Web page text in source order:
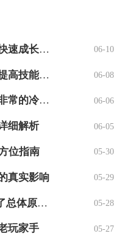
了解游戏中的NPC的定义，是快速成长的快 06-10
解析锤石玩法深度教学，让你提高技能命中率 06-08
DNF手游魔法师职业，为什么非常的冷门？ 06-06
细解析 06-05
位指南 05-30
真实影响 05-29
ig战队为何现在退役不在付出了总体原因是 05-28
玩家手 05-27